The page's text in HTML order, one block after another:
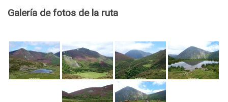
Galería de fotos de la ruta